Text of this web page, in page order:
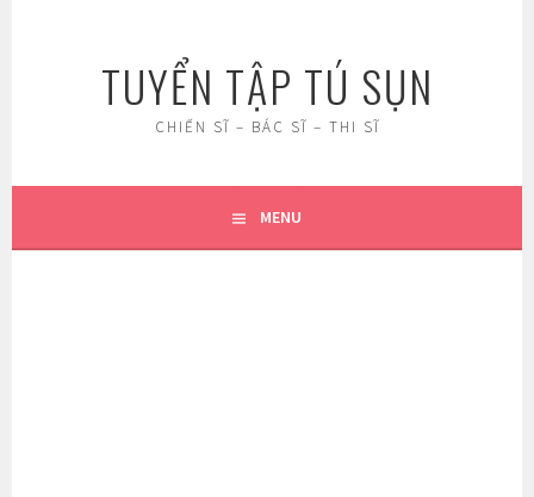
TUYỂN TẬP TÚ SỤN
CHIẾN SĨ – BÁC SĨ – THI SĨ
MENU